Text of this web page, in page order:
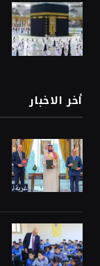
أخر الاخبار